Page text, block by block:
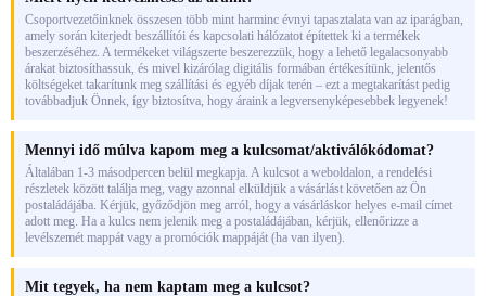
Csoportvezetőinknek összesen több mint harminc évnyi tapasztalata van az iparágban,
amely során kiterjedt beszállítói és kapcsolati hálózatot építettek ki a termékek
beszerzéséhez. A termékeket világszerte beszerezzük, hogy a lehető legalacsonyabb
árakat biztosíthassuk, és mivel kizárólag digitális formában értékesítünk, jelentős
költségeket takarítunk meg szállítási és egyéb díjak terén – ezt a megtakarítást pedig
továbbadjuk Önnek, így biztosítva, hogy áraink a legversenyképesebbek legyenek!
Mennyi idő múlva kapom meg a kulcsomat/aktiválókódomat?
Általában 1-3 másodpercen belül megkapja. A kulcsot a weboldalon, a rendelési
részletek között találja meg, vagy azonnal elküldjük a vásárlást követően az Ön
postaládájába. Kérjük, győződjön meg arról, hogy a vásárláskor helyes e-mail címet
adott meg. Ha a kulcs nem jelenik meg a postaládájában, kérjük, ellenőrizze a
levélszemét mappát vagy a promóciók mappáját (ha van ilyen).
Mit tegyek, ha nem kaptam meg a kulcsot?